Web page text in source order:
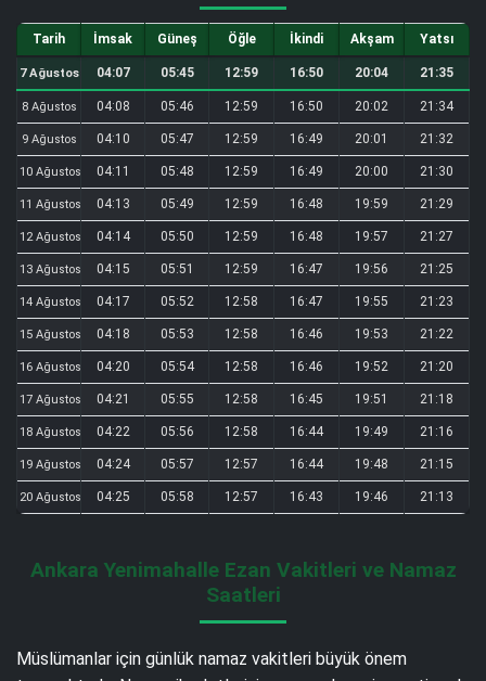
Tarih İmsak Güneş Öğle İkindi Akşam Yatsı
7 Ağustos 04:07 05:45 12:59 16:50 20:04 21:35
8 Ağustos 04:08 05:46 12:59 16:50 20:02 21:34
9 Ağustos 04:10 05:47 12:59 16:49 20:01 21:32
10 Ağustos 04:11 05:48 12:59 16:49 20:00 21:30
11 Ağustos 04:13 05:49 12:59 16:48 19:59 21:29
12 Ağustos 04:14 05:50 12:59 16:48 19:57 21:27
13 Ağustos 04:15 05:51 12:59 16:47 19:56 21:25
14 Ağustos 04:17 05:52 12:58 16:47 19:55 21:23
15 Ağustos 04:18 05:53 12:58 16:46 19:53 21:22
16 Ağustos 04:20 05:54 12:58 16:46 19:52 21:20
17 Ağustos 04:21 05:55 12:58 16:45 19:51 21:18
18 Ağustos 04:22 05:56 12:58 16:44 19:49 21:16
19 Ağustos 04:24 05:57 12:57 16:44 19:48 21:15
20 Ağustos 04:25 05:58 12:57 16:43 19:46 21:13
Ankara Yenimahalle Ezan Vakitleri ve Namaz
Saatleri
Müslümanlar için günlük namaz vakitleri büyük önem